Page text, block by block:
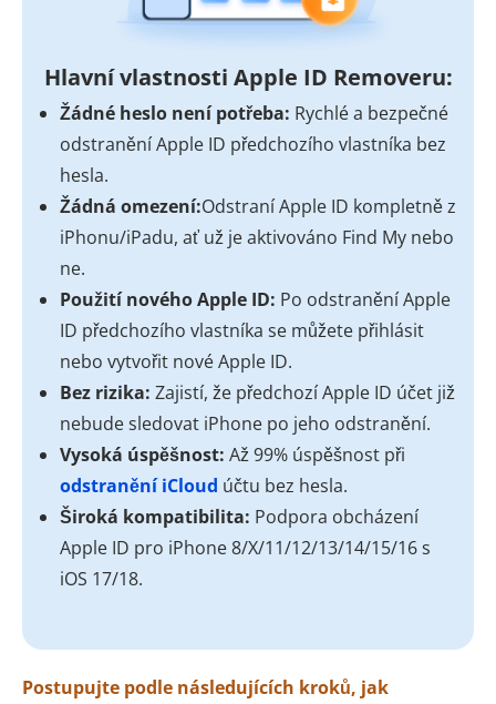
Hlavní vlastnosti Apple ID Removeru:
Žádné heslo není potřeba: Rychlé a bezpečné
odstranění Apple ID předchozího vlastníka bez
hesla.
Žádná omezení:Odstraní Apple ID kompletně z
iPhonu/iPadu, ať už je aktivováno Find My nebo
ne.
Použití nového Apple ID: Po odstranění Apple
ID předchozího vlastníka se můžete přihlásit
nebo vytvořit nové Apple ID.
Bez rizika: Zajistí, že předchozí Apple ID účet již
nebude sledovat iPhone po jeho odstranění.
Vysoká úspěšnost: Až 99% úspěšnost při
odstranění iCloud účtu bez hesla.
Široká kompatibilita: Podpora obcházení
Apple ID pro iPhone 8/X/11/12/13/14/15/16 s
iOS 17/18.
Postupujte podle následujících kroků, jak